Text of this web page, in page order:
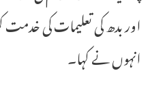
اور بدھ کی تعلیمات کی
انہوں نے کہا۔